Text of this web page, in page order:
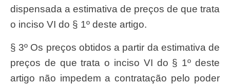
dispensada a estimativa de preços de que trata
o inciso VI do § 1º deste artigo.
§ 3º Os preços obtidos a partir da estimativa de
preços de que trata o inciso VI do § 1º deste
artigo não impedem a contratação pelo poder